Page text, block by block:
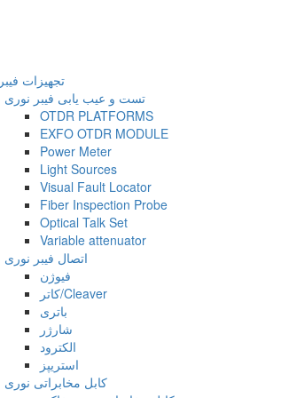
تجهیزات
تست و عیب یابی فیبر نوری
OTDR PLATFORMS
EXFO OTDR MODULE
Power Meter
Light Sources
Visual Fault Locator
Fiber Inspection Probe
Optical Talk Set
Variable attenuator
اتصال فیبر نوری
فیوژن
کاتر/Cleaver
باتری
شارژر
الکترود
استریپز
کابل مخابراتی نوری